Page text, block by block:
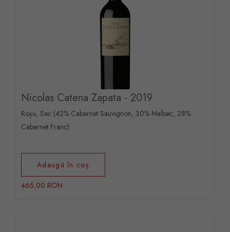
Nicolas Catena Zapata - 2019
Roșu, Sec (42% Cabernet Sauvignon, 30% Malbec, 28%
Cabernet Franc)
Adaugă în coș
465,00 RON